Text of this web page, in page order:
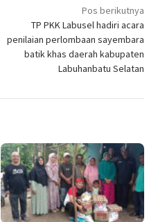
Pos berikutnya
TP PKK Labusel hadiri acara
penilaian perlombaan sayembara
batik khas daerah kabupaten
Labuhanbatu Selatan